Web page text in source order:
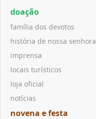
doação
família dos devotos
história de nossa senhora
imprensa
locais turísticos
loja oficial
notícias
novena e festa